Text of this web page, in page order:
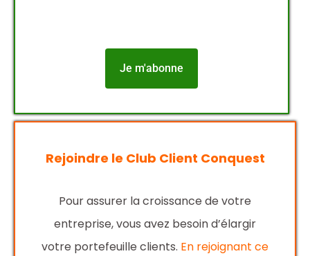
Je m'abonne
Rejoindre le Club Client Conquest
Pour assurer la croissance de votre
entreprise, vous avez besoin d’élargir
votre portefeuille clients. En rejoignant ce